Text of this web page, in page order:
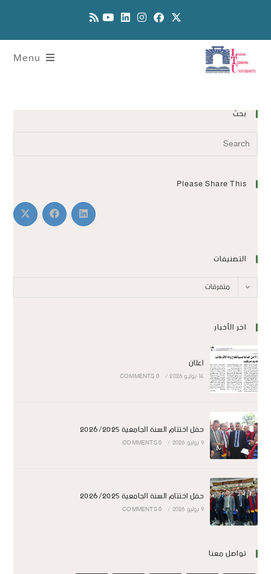
Menu
بحث
Please Share This
التصنيفات
متفرقات
اخر الأخبار
اعلان
14 يوليو 2026 /
0 COMMENTS
حفل اختتام السنة الجامعية 2026/2025
9 يوليو 2026 /
0 COMMENTS
حفل اختتام السنة الجامعية 2026/2025
9 يوليو 2026 /
0 COMMENTS
تواصل معنا